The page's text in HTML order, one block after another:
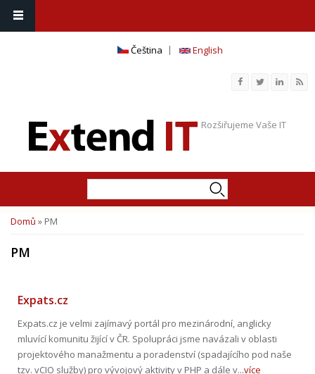
Čeština English
Rozšiřujeme Vaše IT
Jste zde
Domů » PM
PM
Expats.cz
Expats.cz je velmi zajímavý portál pro mezinárodní, anglicky
mluvící komunitu žijící v ČR. Spolupráci jsme navázali v oblasti
projektového manažmentu a poradenství (spadajícího pod naše
tzv. vCIO služby) pro vývojový aktivity v PHP a dále v...více